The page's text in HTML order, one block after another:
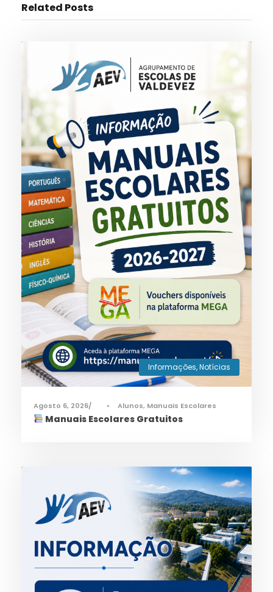
Related Posts
Informações,Notícias
Agosto 6, 2026 • Alunos, Manuais Escolares
Manuais Escolares Gratuitos